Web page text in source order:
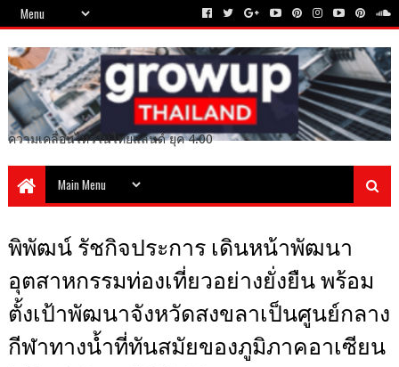
ความเคลื่อนไหวในไทยแลนด์ ยุค 4.00
พิพัฒน์ รัชกิจประการ เดินหน้าพัฒนา
อุตสาหกรรมท่องเที่ยวอย่างยั่งยืน พร้อม
ตั้งเป้าพัฒนาจังหวัดสงขลาเป็นศูนย์กลาง
กีฬาทางน้ำที่ทันสมัยของภูมิภาคอาเซียน